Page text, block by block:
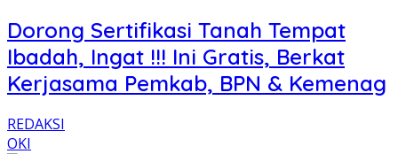
Dorong Sertifikasi Tanah Tempat
Ibadah, Ingat !!! Ini Gratis, Berkat
Kerjasama Pemkab, BPN & Kemenag
REDAKSI
OKI